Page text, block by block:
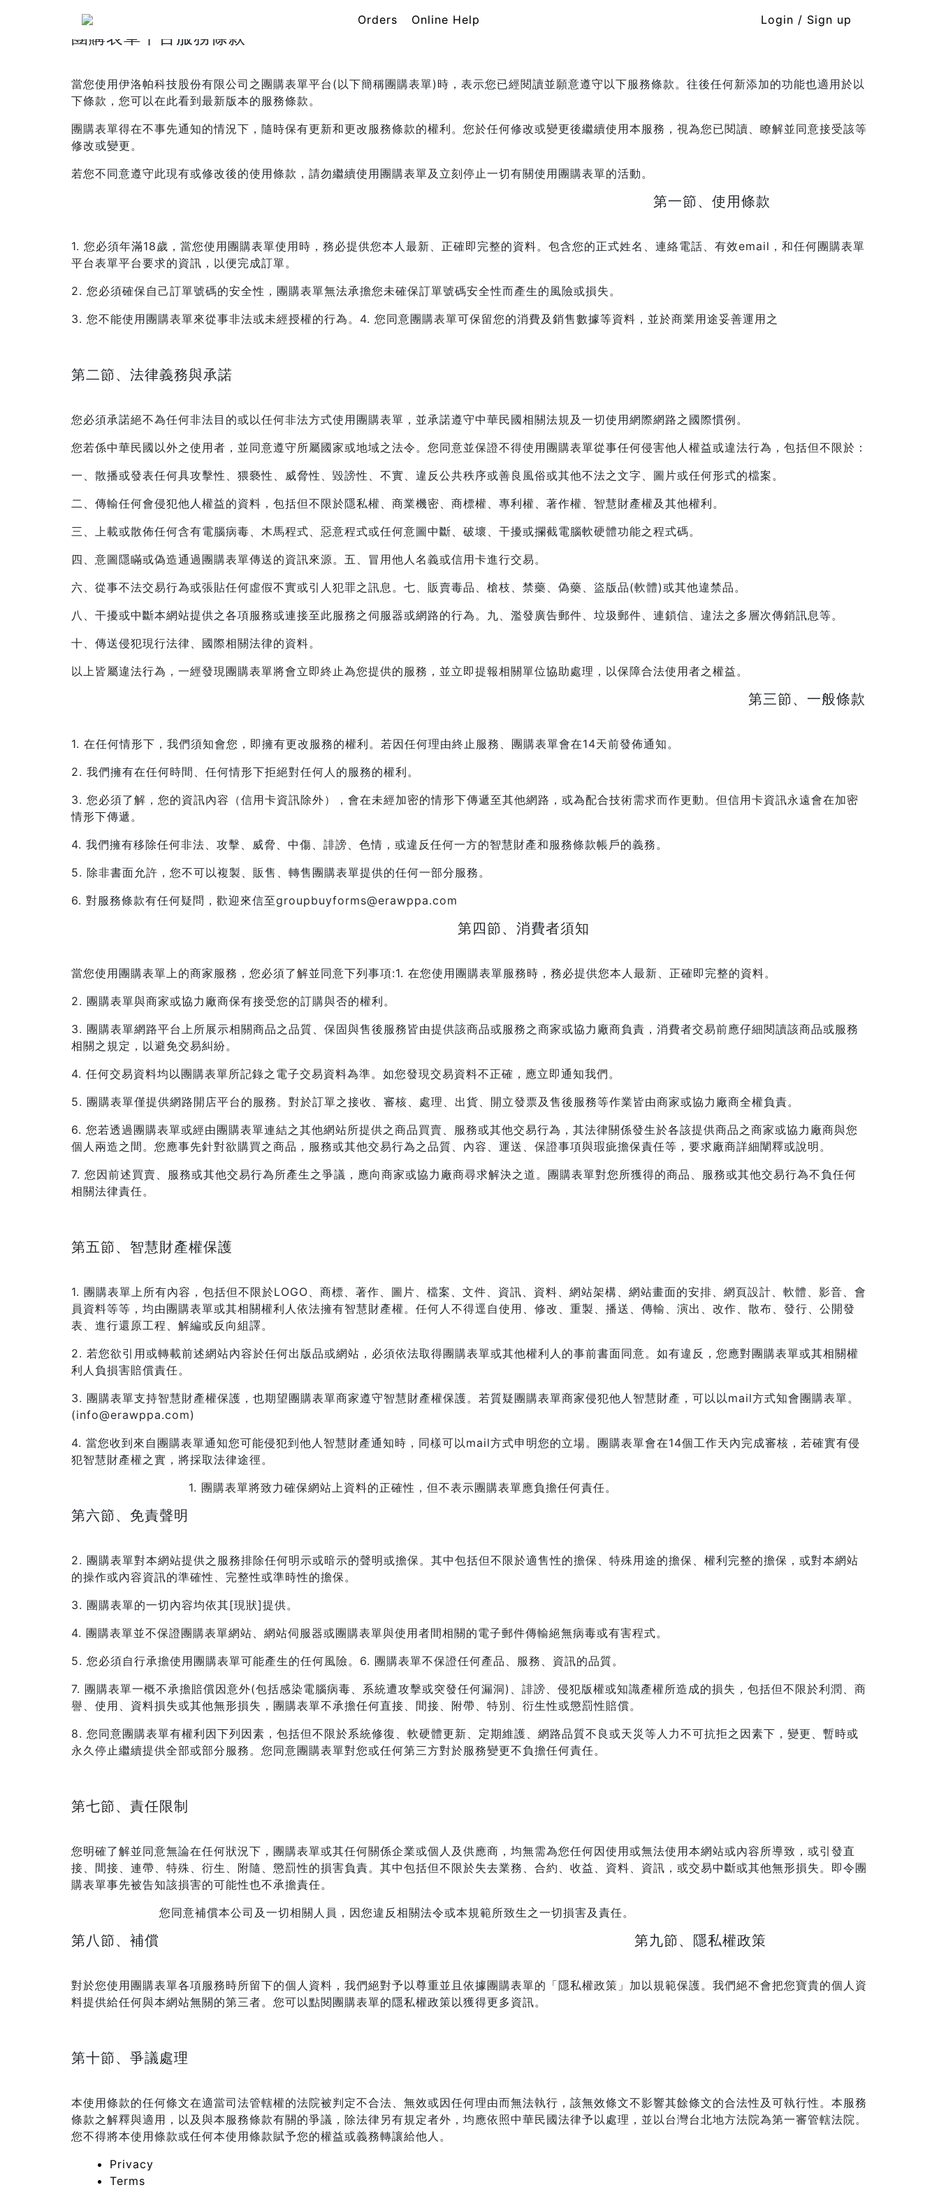
Orders Online Help Login / Sign up
團購表單平台服務條款
當您使用伊洛帕科技股份有限公司之團購表單平台(以下簡稱團購表單)時，表示您已經閱讀並願意遵守以下服務條款。往後任何新添加的功能也適用於以
下條款，您可以在此看到最新版本的服務條款。
團購表單得在不事先通知的情況下，隨時保有更新和更改服務條款的權利。您於任何修改或變更後繼續使用本服務，視為您已閱讀、瞭解並同意接受該等
修改或變更。
若您不同意遵守此現有或修改後的使用條款，請勿繼續使用團購表單及立刻停止一切有關使用團購表單的活動。
第一節、使用條款
1. 您必須年滿18歲，當您使用團購表單使用時，務必提供您本人最新、正確即完整的資料。包含您的正式姓名、連絡電話、有效email，和任何團購表單
平台表單平台要求的資訊，以便完成訂單。
2. 您必須確保自己訂單號碼的安全性，團購表單無法承擔您未確保訂單號碼安全性而產生的風險或損失。
3. 您不能使用團購表單來從事非法或未經授權的行為。 4. 您同意團購表單可保留您的消費及銷售數據等資料，並於商業用途妥善運用之
第二節、法律義務與承諾
您必須承諾絕不為任何非法目的或以任何非法方式使用團購表單，並承諾遵守中華民國相關法規及一切使用網際網路之國際慣例。
您若係中華民國以外之使用者，並同意遵守所屬國家或地域之法令。您同意並保證不得使用團購表單從事任何侵害他人權益或違法行為，包括但不限於：
一、散播或發表任何具攻擊性、猥褻性、威脅性、毀謗性、不實、違反公共秩序或善良風俗或其他不法之文字、圖片或任何形式的檔案。
二、傳輸任何會侵犯他人權益的資料，包括但不限於隱私權、商業機密、商標權、專利權、著作權、智慧財產權及其他權利。
三、上載或散佈任何含有電腦病毒、木馬程式、惡意程式或任何意圖中斷、破壞、干擾或攔截電腦軟硬體功能之程式碼。
四、意圖隱瞞或偽造通過團購表單傳送的資訊來源。 五、冒用他人名義或信用卡進行交易。
六、從事不法交易行為或張貼任何虛假不實或引人犯罪之訊息。 七、販賣毒品、槍枝、禁藥、偽藥、盜版品(軟體)或其他違禁品。
八、干擾或中斷本網站提供之各項服務或連接至此服務之伺服器或網路的行為。 九、濫發廣告郵件、垃圾郵件、連鎖信、違法之多層次傳銷訊息等。
十、傳送侵犯現行法律、國際相關法律的資料。
以上皆屬違法行為，一經發現團購表單將會立即終止為您提供的服務，並立即提報相關單位協助處理，以保障合法使用者之權益。
第三節、一般條款
1. 在任何情形下，我們須知會您，即擁有更改服務的權利。若因任何理由終止服務、團購表單會在14天前發佈通知。
2. 我們擁有在任何時間、任何情形下拒絕對任何人的服務的權利。
3. 您必須了解，您的資訊內容（信用卡資訊除外），會在未經加密的情形下傳遞至其他網路，或為配合技術需求而作更動。但信用卡資訊永遠會在加密
情形下傳遞。
4. 我們擁有移除任何非法、攻擊、威脅、中傷、誹謗、色情，或違反任何一方的智慧財產和服務條款帳戶的義務。
5. 除非書面允許，您不可以複製、販售、轉售團購表單提供的任何一部分服務。
6. 對服務條款有任何疑問，歡迎來信至groupbuyforms@erawppa.com
第四節、消費者須知
當您使用團購表單上的商家服務，您必須了解並同意下列事項:1. 在您使用團購表單服務時，務必提供您本人最新、正確即完整的資料。
2. 團購表單與商家或協力廠商保有接受您的訂購與否的權利。
3. 團購表單網路平台上所展示相關商品之品質、保固與售後服務皆由提供該商品或服務之商家或協力廠商負責，消費者交易前應仔細閱讀該商品或服務
相關之規定，以避免交易糾紛。
4. 任何交易資料均以團購表單所記錄之電子交易資料為準。如您發現交易資料不正確，應立即通知我們。
5. 團購表單僅提供網路開店平台的服務。對於訂單之接收、審核、處理、出貨、開立發票及售後服務等作業皆由商家或協力廠商全權負責。
6. 您若透過團購表單或經由團購表單連結之其他網站所提供之商品買賣、服務或其他交易行為，其法律關係發生於各該提供商品之商家或協力廠商與您
個人兩造之間。您應事先針對欲購買之商品，服務或其他交易行為之品質、內容、運送、保證事項與瑕疵擔保責任等，要求廠商詳細闡釋或說明。
7. 您因前述買賣、服務或其他交易行為所產生之爭議，應向商家或協力廠商尋求解決之道。團購表單對您所獲得的商品、服務或其他交易行為不負任何
相關法律責任。
第五節、智慧財產權保護
1. 團購表單上所有內容，包括但不限於LOGO、商標、著作、圖片、檔案、文件、資訊、資料、網站架構、網站畫面的安排、網頁設計、軟體、影音、會
員資料等等，均由團購表單或其相關權利人依法擁有智慧財產權。任何人不得逕自使用、修改、重製、播送、傳輸、演出、改作、散布、發行、公開發
表、進行還原工程、解編或反向組譯。
2. 若您欲引用或轉載前述網站內容於任何出版品或網站，必須依法取得團購表單或其他權利人的事前書面同意。如有違反，您應對團購表單或其相關權
利人負損害賠償責任。
3. 團購表單支持智慧財產權保護，也期望團購表單商家遵守智慧財產權保護。若質疑團購表單商家侵犯他人智慧財產，可以以mail方式知會團購表單。
(info@erawppa.com)
4. 當您收到來自團購表單通知您可能侵犯到他人智慧財產通知時，同樣可以mail方式申明您的立場。團購表單會在14個工作天內完成審核，若確實有侵
犯智慧財產權之實，將採取法律途徑。
第六節、免責聲明
1. 團購表單將致力確保網站上資料的正確性，但不表示團購表單應負擔任何責任。
2. 團購表單對本網站提供之服務排除任何明示或暗示的聲明或擔保。其中包括但不限於適售性的擔保、特殊用途的擔保、權利完整的擔保，或對本網站
的操作或內容資訊的準確性、完整性或準時性的擔保。
3. 團購表單的一切內容均依其[現狀]提供。
4. 團購表單並不保證團購表單網站、網站伺服器或團購表單與使用者間相關的電子郵件傳輸絕無病毒或有害程式。
5. 您必須自行承擔使用團購表單可能產生的任何風險。 6. 團購表單不保證任何產品、服務、資訊的品質。
7. 團購表單一概不承擔賠償因意外(包括感染電腦病毒、系統遭攻擊或突發任何漏洞)、誹謗、侵犯版權或知識產權所造成的損失，包括但不限於利潤、商
譽、使用、資料損失或其他無形損失，團購表單不承擔任何直接、間接、附帶、特別、衍生性或懲罰性賠償。
8. 您同意團購表單有權利因下列因素，包括但不限於系統修復、軟硬體更新、定期維護、網路品質不良或天災等人力不可抗拒之因素下，變更、暫時或
永久停止繼續提供全部或部分服務。您同意團購表單對您或任何第三方對於服務變更不負擔任何責任。
第七節、責任限制
您明確了解並同意無論在任何狀況下，團購表單或其任何關係企業或個人及供應商，均無需為您任何因使用或無法使用本網站或內容所導致，或引發直
接、間接、連帶、特殊、衍生、附隨、懲罰性的損害負責。其中包括但不限於失去業務、合約、收益、資料、資訊，或交易中斷或其他無形損失。即令團
購表單事先被告知該損害的可能性也不承擔責任。
第八節、補償
您同意補償本公司及一切相關人員，因您違反相關法令或本規範所致生之一切損害及責任。
第九節、隱私權政策
對於您使用團購表單各項服務時所留下的個人資料，我們絕對予以尊重並且依據團購表單的「隱私權政策」加以規範保護。我們絕不會把您寶貴的個人資
料提供給任何與本網站無關的第三者。您可以點閱團購表單的隱私權政策以獲得更多資訊。
第十節、爭議處理
本使用條款的任何條文在適當司法管轄權的法院被判定不合法、無效或因任何理由而無法執行，該無效條文不影響其餘條文的合法性及可執行性。本服務
條款之解釋與適用，以及與本服務條款有關的爭議，除法律另有規定者外，均應依照中華民國法律予以處理，並以台灣台北地方法院為第一審管轄法院。
您不得將本使用條款或任何本使用條款賦予您的權益或義務轉讓給他人。
Privacy
Terms